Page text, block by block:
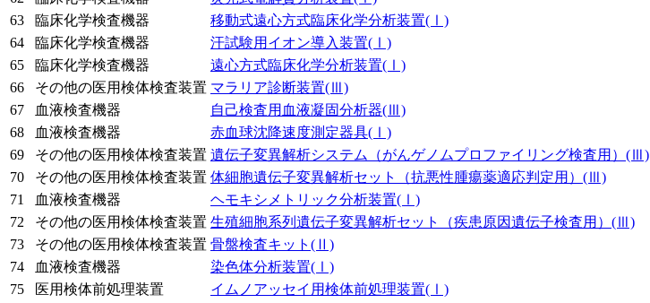
63
臨床化学検査機器 移動式遠心方式臨床化学分析装置(Ⅰ)
64
臨床化学検査機器 汗試験用イオン導入装置(Ⅰ)
65
臨床化学検査機器 遠心方式臨床化学分析装置(Ⅰ)
66
その他の医用検体検査装置 マラリア診断装置(Ⅲ)
67
血液検査機器 自己検査用血液凝固分析器(Ⅲ)
68
血液検査機器 赤血球沈降速度測定器具(Ⅰ)
69
その他の医用検体検査装置 遺伝子変異解析システム（がんゲノムプロファイリング検査用） (Ⅲ)
70
その他の医用検体検査装置 体細胞遺伝子変異解析セット（抗悪性腫瘍薬適応判定用） (Ⅲ)
71
血液検査機器 ヘモキシメトリック分析装置(Ⅰ)
72
その他の医用検体検査装置 生殖細胞系列遺伝子変異解析セット（疾患原因遺伝子検査用） (Ⅲ)
73
その他の医用検体検査装置 骨盤検査キット (Ⅱ)
74
血液検査機器 染色体分析装置(Ⅰ)
75
医用検体前処理装置 イムノアッセイ用検体前処理装置(Ⅰ)